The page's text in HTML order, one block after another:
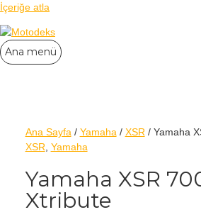
İçeriğe atla
Ana menü
Ana Sayfa / Yamaha / XSR / Yamaha
XSR Yamaha
Yamaha XSR
Xtribute